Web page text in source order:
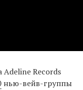
Adeline Records
нью-вейв-группы